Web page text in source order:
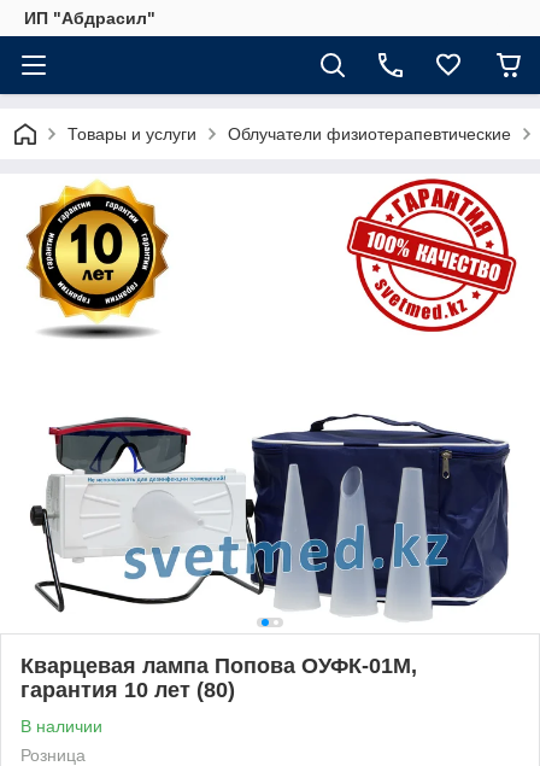
ИП "Абдрасил"
Товары и услуги Облучатели физиотерапевтические
Кварцевая лампа Попова ОУФК-01М,
гарантия 10 лет (80)
В наличии
Розница